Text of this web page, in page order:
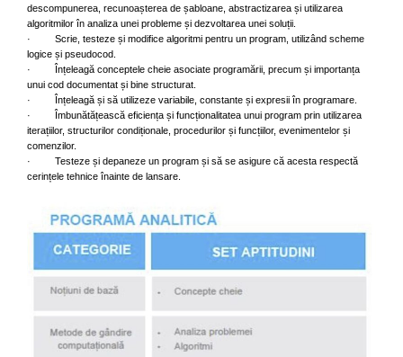
descompunerea, recunoașterea de șabloane, abstractizarea și utilizarea
algoritmilor în analiza unei probleme și dezvoltarea unei soluții.
· Scrie, testeze și modifice algoritmi pentru un program, utilizând scheme
logice și pseudocod.
· Înțeleagă conceptele cheie asociate programării, precum și importanța
unui cod documentat și bine structurat.
· Înțeleagă și să utilizeze variabile, constante și expresii în programare.
· Îmbunătățească eficiența și funcționalitatea unui program prin utilizarea
iterațiilor, structurilor condiționale, procedurilor și funcțiilor, evenimentelor și
comenzilor.
· Testeze și depaneze un program și să se asigure că acesta respectă
cerințele tehnice înainte de lansare.